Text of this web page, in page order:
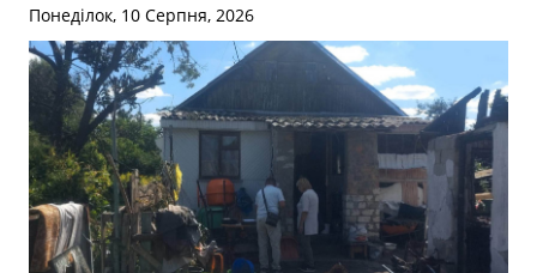
Понеділок, 10 Серпня, 2026